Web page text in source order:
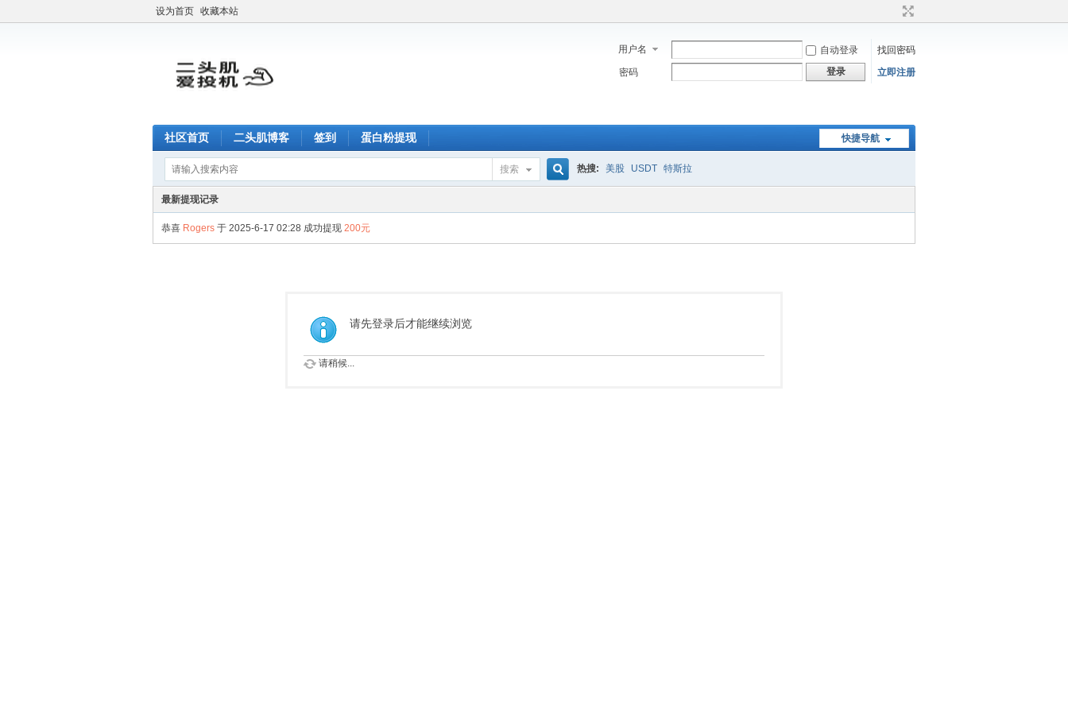
设为首页 收藏本站
用户名 自动登录
找回密码
密码
登录 立即注册
快捷导航
社区首页 二头肌博客 签到 蛋白粉提现
搜索 热搜: 美股 USDT 特斯拉
最新提现记录
恭喜 Rogers 于 2025-6-17 02:28 成功提现 200元
请先登录后才能继续浏览
请稍候...